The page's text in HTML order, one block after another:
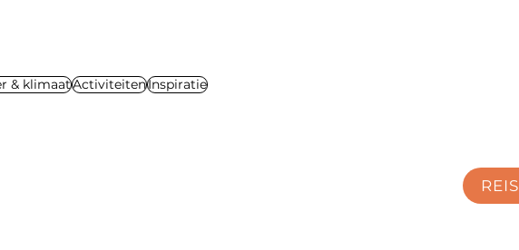
& klimaatActiviteitenInspiratie